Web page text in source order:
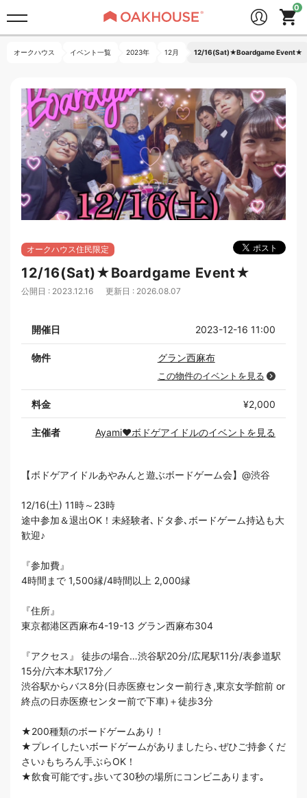
オークハウス イベント一覧 2023年 12月 12/16(Sat)★Boardgame Event★
オークハウス住民限定
12/16(Sat)★Boardgame Event★
公開日 : 2023.12.16 更新日 : 2026.08.07
開催日 2023-12-16 11:00
物件 グラン西麻布
この物件のイベントを見る
料金 ¥2,000
主催者 Ayami❤️ボドゲアイドルのイベントを見る
【ボドゲアイドルあやみんと遊ぶボードゲーム会】@渋谷
12/16(土) 11時～23時
途中参加＆退出OK！未経験者､ドタ参､ボードゲーム持込も大
歓迎♪
『参加費』
4時間まで 1,500縁/4時間以上 2,000縁
『住所』
東京都港区西麻布4-19-13 グラン西麻布304
『アクセス』 徒歩の場合…渋谷駅20分/広尾駅11分/表参道駅
15分/六本木駅17分／
渋谷駅からバス8分(日赤医療センター前行き,東京女学館前 or
終点の日赤医療センター前で下車)＋徒歩3分
★200種類のボードゲームあり！
★プレイしたいボードゲームがありましたら､ぜひご持参くだ
さい♪もちろん手ぶらOK！
★飲食可能です｡歩いて30秒の場所にコンビニあります｡